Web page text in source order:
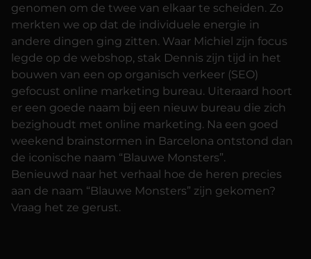
genomen om de twee van elkaar te scheiden. Zo
merkten we op dat de individuele energie in
andere dingen ging zitten. Waar Michiel zijn focus
legde op de webshop, stak Dennis zijn tijd in het
bouwen van een op organisch verkeer (SEO)
gefocust online marketing bureau. Uiteraard hoort
er een goede naam bij een nieuw bureau die zich
bezighoudt met online marketing. Na een goed
weekend brainstormen in Barcelona ontstond dan
de iconische naam “Blauwe Monsters”.
Benieuwd naar het verhaal hoe de heren precies
aan de naam “Blauwe Monsters” zijn gekomen?
Vraag het ze gerust.